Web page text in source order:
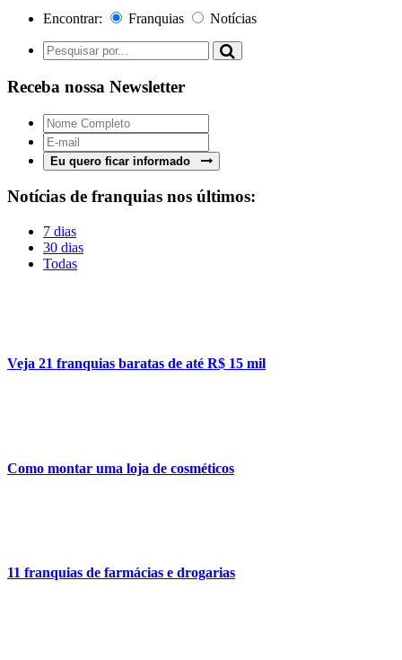
Encontrar: Franquias Notícias
Receba nossa Newsletter
Eu quero ficar informado
Notícias de franquias nos últimos:
7 dias
30 dias
Todas
Veja 21 franquias baratas de até R$ 15 mil
Como montar uma loja de cosméticos
11 franquias de farmácias e drogarias